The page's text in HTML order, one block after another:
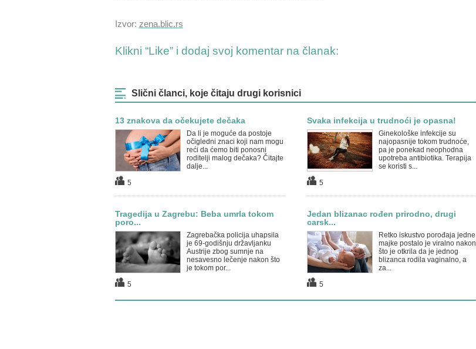
Izvor: zena.blic.rs
Klikni “Like” i dodaj svoj komentar na članak:
Slični članci, koje čitaju drugi korisnici
13 znakova da očekujete dečaka
Da li je moguće da postoje
očigledni znaci koji nam mogu
reći da ćemo biti ponosni
roditelji malog dečaka? Čitajte
dalje...
5
Svaka infekcija u trudnoći je opasna!
Ginekološke infekcije su
najopasnije tokom trudnoće,
pa je ponekad neophodna
upotreba antibiotika. Terapija
se koristi s...
5
Tragedija u Zagrebu: Beba umrla tokom
poro...
Zagrebačka policija uhapsila
je 69-godišnju državljanku
Austrije zbog sumnje na
nesavesno lečenje nakon što
je tokom por...
5
Jedan blizanac rođen prirodno, drugi
carsk...
Retko iskustvo porođaja jedne
majke postalo je viralno nakon
što je otkrila da je jednog
blizanca rodila vaginalno, a
za...
5